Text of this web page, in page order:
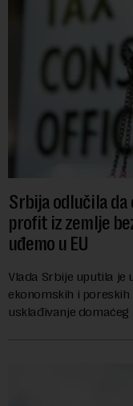
Srbija odlučila
profit iz zemlje
uđemo u EU
Vlada Srbije uputila je
ekonomskih i
usklađivanje